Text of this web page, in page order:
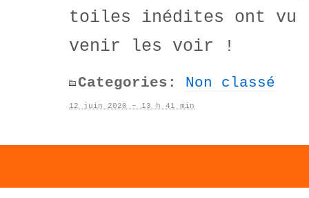
toiles inédites ont vu
venir les voir !
Categories: Non classé
12 juin 2020 – 13 h 41 min